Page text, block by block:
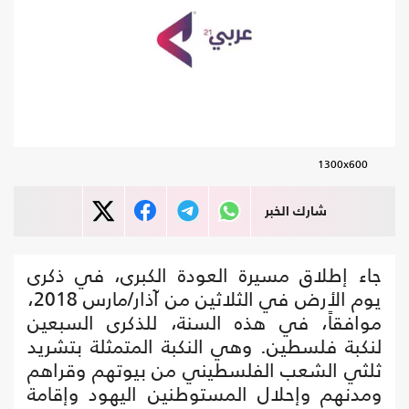
1300x600
شارك الخبر
جاء إطلاق مسيرة العودة الكبرى، في ذكرى
يوم الأرض في الثلاثين من آذار/مارس 2018،
موافقاً، في هذه السنة، للذكرى السبعين
لنكبة فلسطين. وهي النكبة المتمثلة بتشريد
ثلثي الشعب الفلسطيني من بيوتهم وقراهم
ومدنهم وإحلال المستوطنين اليهود وإقامة